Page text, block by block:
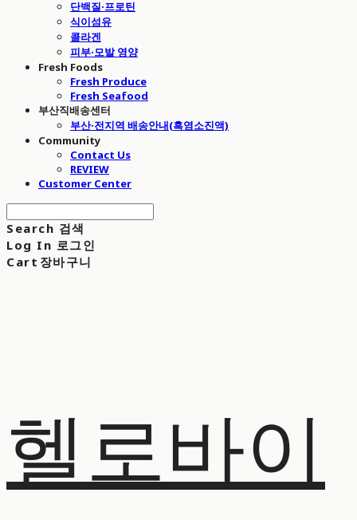
단백질·프로틴
식이섬유
콜라겐
피부·모발 영양
Fresh Foods
Fresh Produce
Fresh Seafood
부산직배송센터
부산·전지역 배송안내(흑염소진액)
Community
Contact Us
REVIEW
Customer Center
Search 검색
Log In 로그인
Cart 장바구니
헬로바이